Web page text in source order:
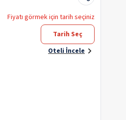
Fiyatı görmek için tarih seçiniz
Tarih Seç
Oteli İncele